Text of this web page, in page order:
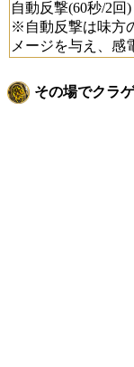
自動反撃(60秒/2回)
※自動反撃は味方
メージを与え、感
その場でクラ